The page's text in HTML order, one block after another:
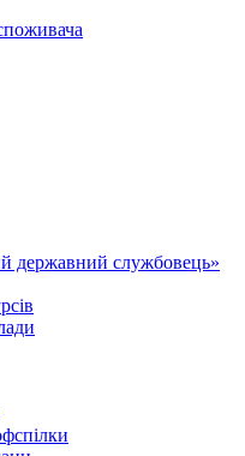
державний службовець»